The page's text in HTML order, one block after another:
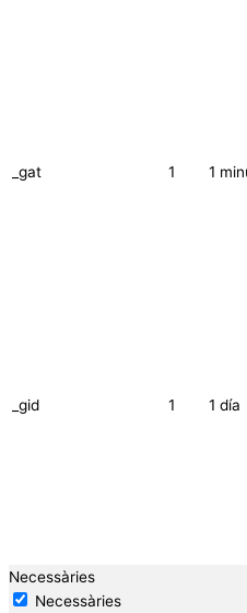
_gat 1 1
_gid 1 1 día
Necessàries
Necessàries